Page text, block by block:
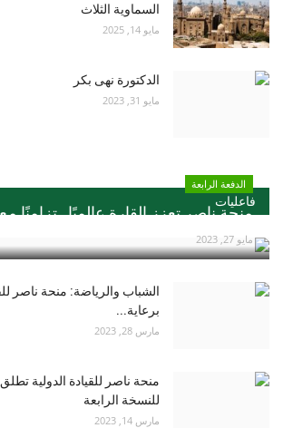
السماوية الثلاث
مايو 14, 2025
الدكتورة نهى بكر
مايو 31, 2023
فاعليات
الدفعة الرابعة
منحة ناصر تعزز القارة عالميًا ..تزامنًا
مايو 27, 2023
الشباب والرياضة: منحة ناصر
برعاية...
مارس 28, 2023
منحة ناصر للقيادة الدولية
للنسخة الرابعة
مارس 14, 2023